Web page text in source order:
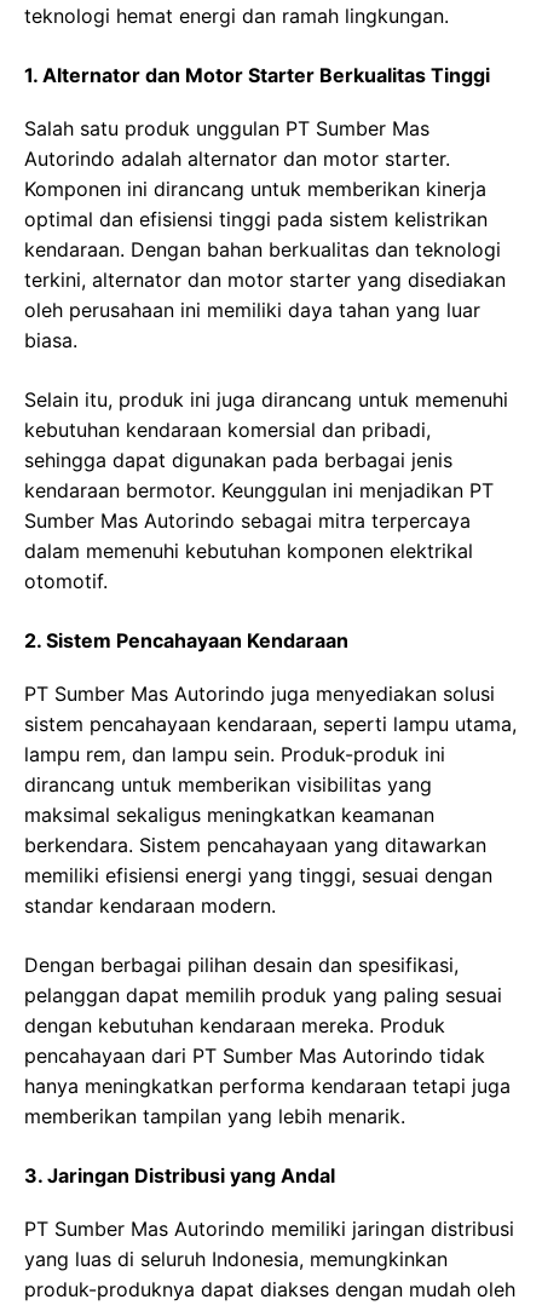
teknologi hemat energi dan ramah lingkungan.
1. Alternator dan Motor Starter Berkualitas Tinggi
Salah satu produk unggulan PT Sumber Mas
Autorindo adalah alternator dan motor starter.
Komponen ini dirancang untuk memberikan kinerja
optimal dan efisiensi tinggi pada sistem kelistrikan
kendaraan. Dengan bahan berkualitas dan teknologi
terkini, alternator dan motor starter yang disediakan
oleh perusahaan ini memiliki daya tahan yang luar
biasa.
Selain itu, produk ini juga dirancang untuk memenuhi
kebutuhan kendaraan komersial dan pribadi,
sehingga dapat digunakan pada berbagai jenis
kendaraan bermotor. Keunggulan ini menjadikan PT
Sumber Mas Autorindo sebagai mitra terpercaya
dalam memenuhi kebutuhan komponen elektrikal
otomotif.
2. Sistem Pencahayaan Kendaraan
PT Sumber Mas Autorindo juga menyediakan solusi
sistem pencahayaan kendaraan, seperti lampu utama,
lampu rem, dan lampu sein. Produk-produk ini
dirancang untuk memberikan visibilitas yang
maksimal sekaligus meningkatkan keamanan
berkendara. Sistem pencahayaan yang ditawarkan
memiliki efisiensi energi yang tinggi, sesuai dengan
standar kendaraan modern.
Dengan berbagai pilihan desain dan spesifikasi,
pelanggan dapat memilih produk yang paling sesuai
dengan kebutuhan kendaraan mereka. Produk
pencahayaan dari PT Sumber Mas Autorindo tidak
hanya meningkatkan performa kendaraan tetapi juga
memberikan tampilan yang lebih menarik.
3. Jaringan Distribusi yang Andal
PT Sumber Mas Autorindo memiliki jaringan distribusi
yang luas di seluruh Indonesia, memungkinkan
produk-produknya dapat diakses dengan mudah oleh